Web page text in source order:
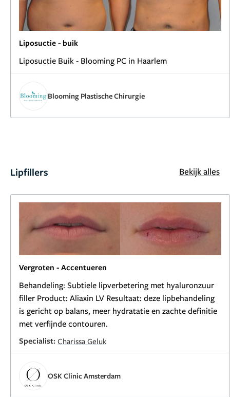
Liposuctie - buik
Liposuctie Buik - Blooming PC in Haarlem
Blooming Plastische Chirurgie
Lipfillers Bekijk alles
Vergroten - Accentueren
Behandeling: Subtiele lipverbetering met hyaluronzuur
filler Product: Aliaxin LV Resultaat: deze lipbehandeling
is gericht op balans, meer hydratatie en zachte definitie
met verfijnde contouren.
Specialist: Charissa Geluk
OSK Clinic Amsterdam